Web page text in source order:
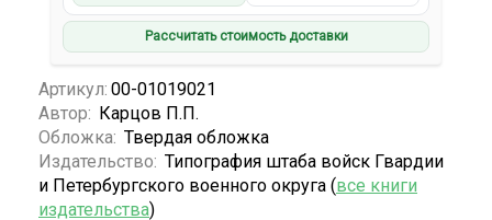
Рассчитать стоимость доставки
Артикул: 00-01019021
Автор: Карцов П.П.
Обложка: Твердая обложка
Издательство: Типография штаба войск Гвардии
и Петербургского военного округа (все книги
издательства)